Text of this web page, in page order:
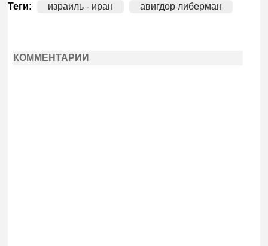
Теги: израиль - иран авигдор либерман
КОММЕНТАРИИ